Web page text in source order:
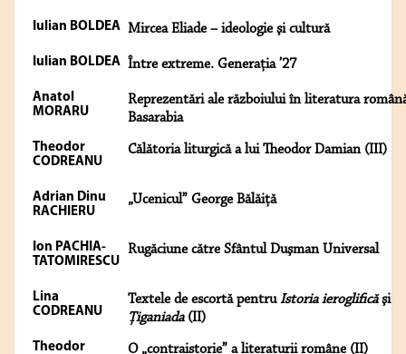
Iulian BOLDEA Mircea Eliade – ideologie şi cultură
Iulian BOLDEA Între extreme. Generaţia ’27
Anatol
MORARU
Reprezentări ale războiului în literatura
Basarabia
Theodor
CODREANU
Călătoria liturgică a lui Theodor Damian (III)
Adrian Dinu
RACHIERU
„Ucenicul” George Bălăiţă
Ion PACHIA-
TATOMIRESCU
Rugăciune către Sfântul Duşman Universal
Lina
CODREANU
Textele de escortă pentruIstoria ieroglificăşi
Ţiganiada(II)
Theodor
O „contraistorie” a literaturii române (II)